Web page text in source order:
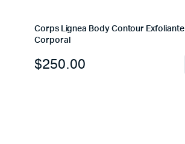
Corps Lignea Body Contour Exfoliante
Corporal
$250.00